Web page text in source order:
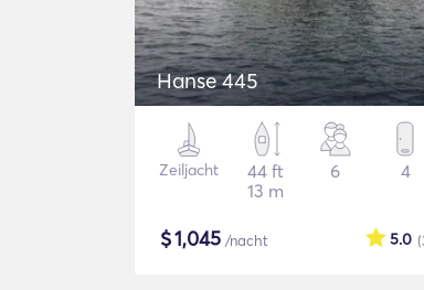
Hanse 445
Zeiljacht
44 ft
13 m
6 4
$1,045 /nacht 5.0